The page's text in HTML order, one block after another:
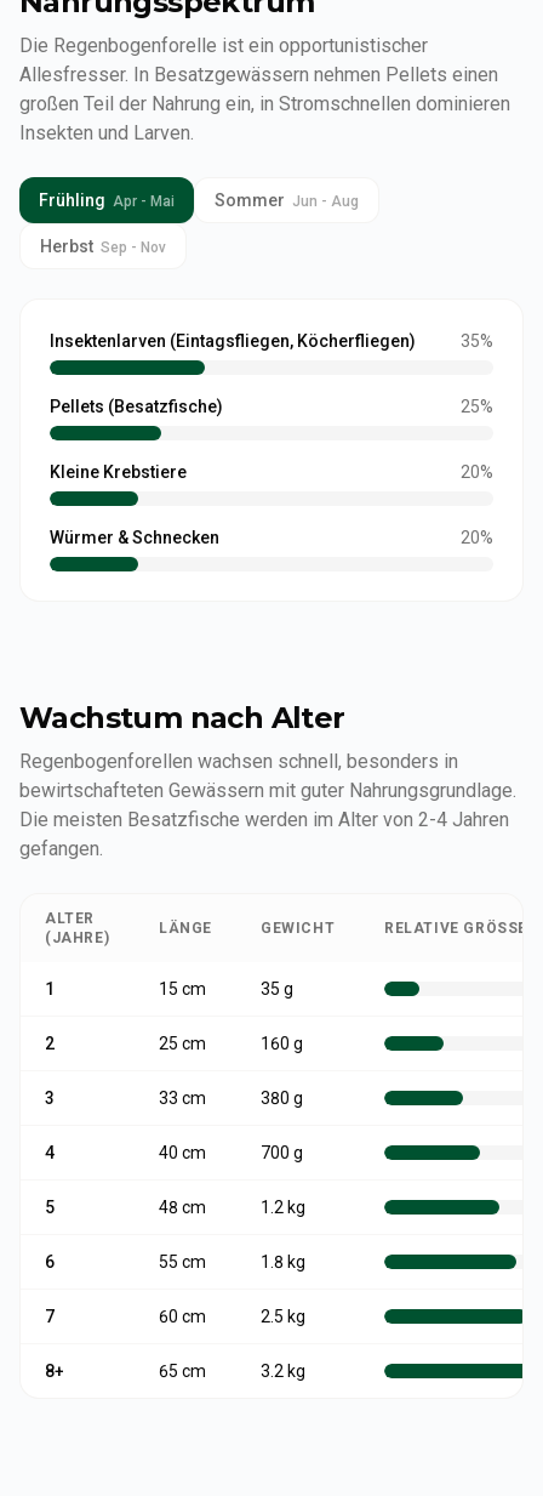
Die Regenbogenforelle ist ein opportunistischer
Allesfresser. In Besatzgewässern nehmen Pellets einen
großen Teil der Nahrung ein, in Stromschnellen dominieren
Insekten und Larven.
Frühling Apr - Mai Sommer Jun - Aug
Herbst Sep - Nov
Insektenlarven (Eintagsfliegen, Köcherfliegen) 35%
Pellets (Besatzfische) 25%
Kleine Krebstiere 20%
Würmer & Schnecken 20%
Wachstum nach Alter
Regenbogenforellen wachsen schnell, besonders in
bewirtschafteten Gewässern mit guter Nahrungsgrundlage.
Die meisten Besatzfische werden im Alter von 2-4 Jahren
gefangen.
ALTER
(JAHRE)
LÄNGE GEWICHT RELATIVE GRÖSSE
1 15 cm 35 g
2 25 cm 160 g
3 33 cm 380 g
4 40 cm 700 g
5 48 cm 1.2 kg
6 55 cm 1.8 kg
7 60 cm 2.5 kg
8+ 65 cm 3.2 kg